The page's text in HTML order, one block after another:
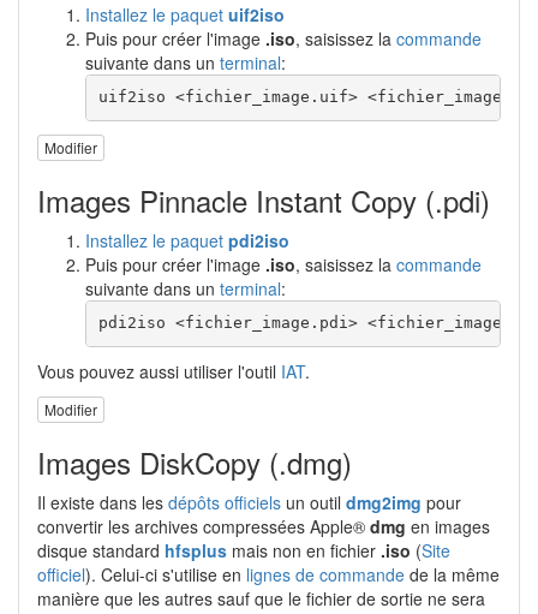
Installez le paquet uif2iso
Puis pour créer l'image .iso, saisissez la commande
suivante dans un terminal:
uif2iso <fichier_image.uif>
Modifier
Images Pinnacle Instant Copy (.pdi)
Installez le paquet pdi2iso
Puis pour créer l'image .iso, saisissez la commande
suivante dans un terminal:
pdi2iso <fichier_image.pdi>
Vous pouvez aussi utiliser l'outil IAT.
Modifier
Images DiskCopy (.dmg)
Il existe dans les dépôts officiels un outil dmg2img pour
convertir les archives compressées Apple® dmg en images
disque standard hfsplus mais non en fichier .iso (Site
officiel). Celui-ci s'utilise en lignes de commande de la même
manière que les autres sauf que le fichier de sortie ne sera